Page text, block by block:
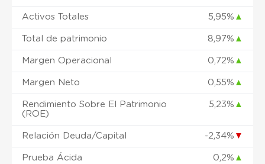
Activos Totales 5,95% ▲
Total de patrimonio 8,97% ▲
Margen Operacional 0,72% ▲
Margen Neto 0,55% ▲
Rendimiento Sobre El Patrimonio
(ROE)
5,23% ▲
Relación Deuda/Capital -2,34% ▼
Prueba Ácida 0,2% ▲